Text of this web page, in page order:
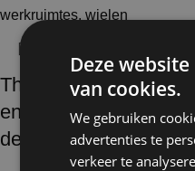
Themawand bolmos
en akoestische
demontabel
Deze
van cookies.
We gebruiken
advertenties te
verkeer te